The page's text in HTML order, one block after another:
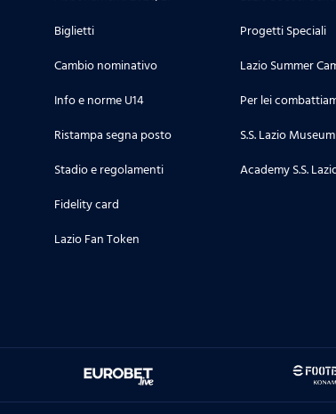
Biglietti
Cambio nominativo
Info e norme U14
Ristampa segna posto
Stadio e regolamenti
Fidelity card
Lazio Fan Token
Progetti Speciali
Lazio Summer
Per lei
S.S. Lazio Museum
Academy S.S.